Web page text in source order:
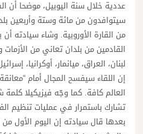
عددية خلال سنة اليوبيل، موضحا أن
سيتوافدون من مائة وستة وأربعين
من القارة الأوروبية. وشاء سيادته
القادمين من بلدان تعاني من الأزمات
لبنان، العراق، ميانمار، أوكرانيا،
إن اللقاء سيفسح المجال أمام
العالم كافة. كما وجّه فيزيكيلا
تشارك باستمرار في عمليات تنظيم
بعدها قال سيادته إن اليوم الأول